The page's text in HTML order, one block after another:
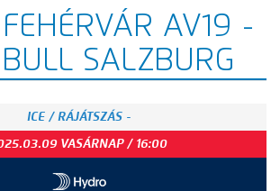
AV19 -
SALZBURG
ICE / RÁJÁTSZÁS -
VASÁRNAP / 16:00